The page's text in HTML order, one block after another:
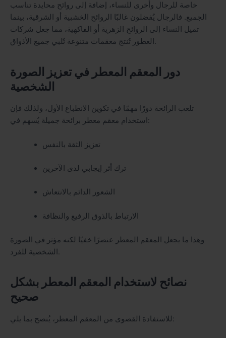
خاصة للرجال وأخرى للنساء، إضافة إلى روائح محايدة تناسب
الجميع. فالرجال يُفضلون غالبًا الروائح الخشبية أو الشرقية، بينما
تميل النساء إلى الروائح الزهرية أو الفاكهية، مما جعل شركات
العطور تُنتج معقمات متنوعة تُلبي جميع الأذواق.
دور المعقم المعطر في تعزيز الصورة
الشخصية
تلعب الرائحة دورًا مهمًا في تكوين الانطباع الأول، ولذلك فإن
استخدام معقم معطر برائحة جميلة يُسهم في:
تعزيز الثقة بالنفس
ترك أثر إيجابي لدى الآخرين
الشعور الدائم بالانتعاش
الارتباط بالذوق الرفيع والنظافة
وهذا ما يجعل المعقم المعطر عنصرًا خفيًا لكنه مؤثر في الصورة
الشخصية للفرد.
نصائح لاستخدام المعقم المعطر بشكل
صحيح
للاستفادة القصوى من المعقم المعطر، يُنصح بما يلي: